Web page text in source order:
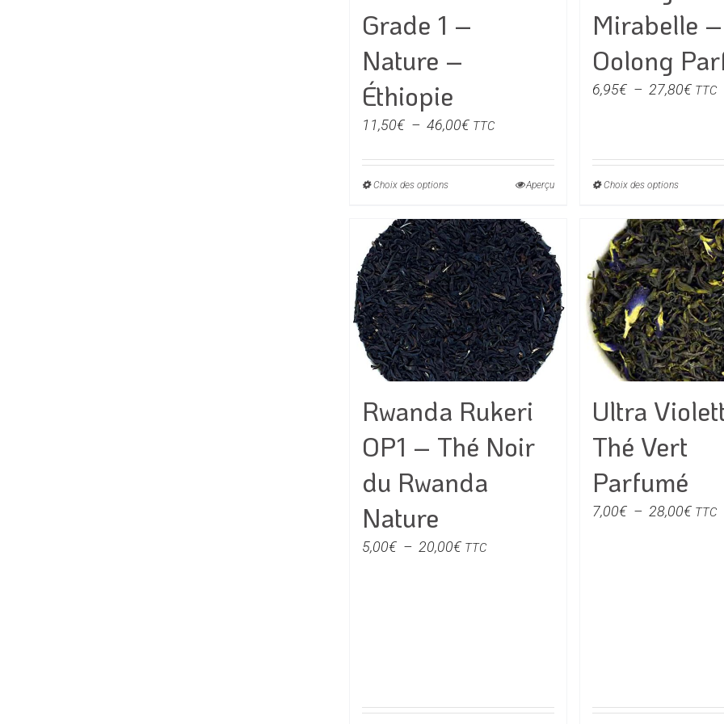
Grade 1 –
Nature –
Éthiopie
11,50€ – 46,00€Plage
prix :
46,00€
TTC
Choix des optionsCe
a
plusieurs
variations.
Les
options
peuvent
être
choisies
sur
page
produit
Aperçu
Mirabelle
Oolong
6,95€ – 27,80€Plage
TTC
Choix des optionsCe
a
Les
être
sur
page
du
produit
Rwanda Rukeri
OP1 – Thé Noir
du Rwanda
Nature
5,00€ – 20,00€Plage
TTC
Ultra
Thé Vert
Parfumé
7,00€ – 28,00€Plage
TTC